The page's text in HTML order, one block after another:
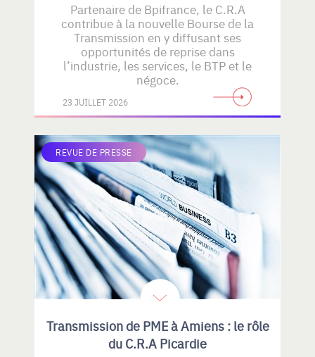
Partenaire de Bpifrance, le C.R.A
contribue à la nouvelle Bourse de la
Transmission en y diffusant ses
opportunités de reprise dans
l’industrie, les services, le BTP et le
négoce.
23 JUILLET 2026
REVUE DE PRESSE
Transmission de PME à Amiens : le rôle
du C.R.A Picardie